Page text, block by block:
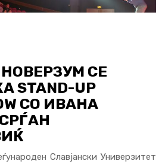
СЕ
STAND-UP
СО ИВАНА
Славјански Универзитет